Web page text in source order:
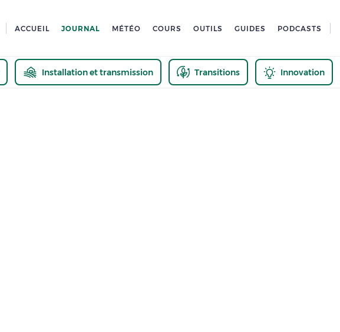
ACCUEIL JOURNAL MÉTÉO COURS OUTILS GUIDES PODCASTS
Installation et transmission Transitions Innovation